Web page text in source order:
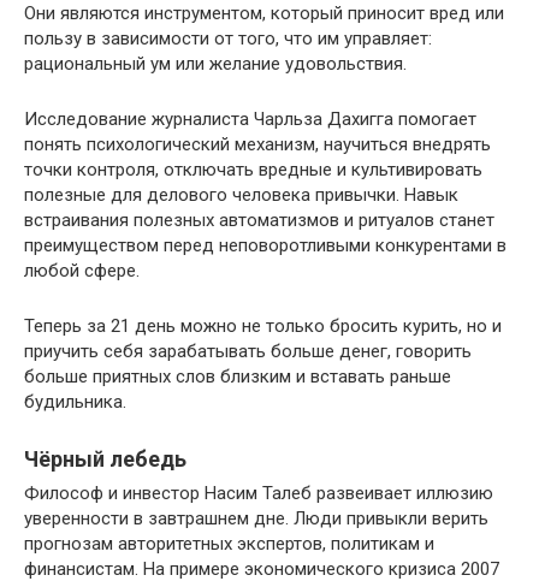
Они являются инструментом, который приносит вред или
пользу в зависимости от того, что им управляет:
рациональный ум или желание удовольствия.
Исследование журналиста Чарльза Дахигга помогает
понять психологический механизм, научиться внедрять
точки контроля, отключать вредные и культивировать
полезные для делового человека привычки. Навык
встраивания полезных автоматизмов и ритуалов станет
преимуществом перед неповоротливыми конкурентами в
любой сфере.
Теперь за 21 день можно не только бросить курить, но и
приучить себя зарабатывать больше денег, говорить
больше приятных слов близким и вставать раньше
будильника.
Чёрный лебедь
Философ и инвестор Насим Талеб развеивает иллюзию
уверенности в завтрашнем дне. Люди привыкли верить
прогнозам авторитетных экспертов, политикам и
финансистам. На примере экономического кризиса 2007